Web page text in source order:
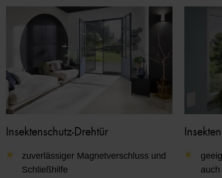
Insektenschutz-Drehtür
zuverlässiger Magnetverschluss und
Schließhilfe